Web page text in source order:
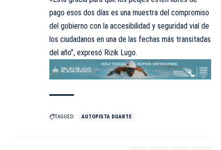
pago esos dos días es una muestra del compromiso
del gobierno con la accesibilidad y seguridad vial de
los ciudadanos en una de las fechas más transitadas
del año”, expresó Rizik Lugo.
TAGGED: AUTOPISTA DUARTE